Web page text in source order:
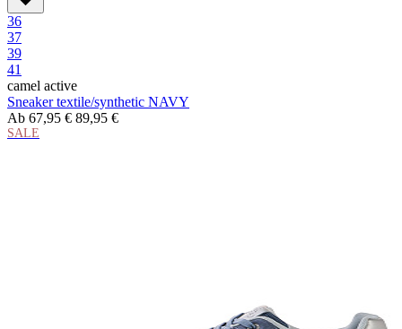
36
37
39
41
camel active
Sneaker textile/synthetic NAVY
Ab 67,95 € 89,95 €
SALE